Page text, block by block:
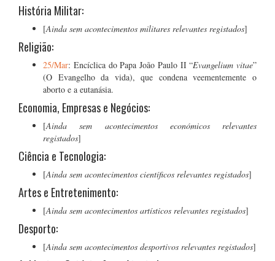
História Militar:
[Ainda sem acontecimentos militares relevantes registados]
Religião:
25/Mar: Encíclica do Papa João Paulo II “Evangelium vitae”
(O Evangelho da vida), que condena veementemente o
aborto e a eutanásia.
Economia, Empresas e Negócios:
[Ainda sem acontecimentos económicos relevantes
registados]
Ciência e Tecnologia:
[Ainda sem acontecimentos científicos relevantes registados]
Artes e Entretenimento:
[Ainda sem acontecimentos artísticos relevantes registados]
Desporto:
[Ainda sem acontecimentos desportivos relevantes registados]